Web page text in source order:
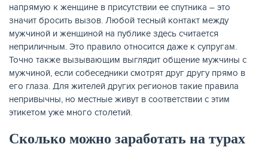
напрямую к женщине в присутствии ее спутника – это
значит бросить вызов. Любой тесный контакт между
мужчиной и женщиной на публике здесь считается
неприличным. Это правило относится даже к супругам.
Точно также вызывающим выглядит общение мужчины с
мужчиной, если собеседники смотрят друг другу прямо в
его глаза. Для жителей других регионов такие правила
непривычны, но местные живут в соответствии с этим
этикетом уже много столетий.
Сколько можно заработать на турах